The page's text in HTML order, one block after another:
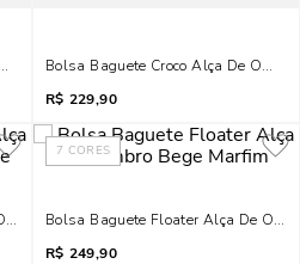
Marrom Terracota
Bolsa Baguete Croco Alça De
R$ 229,90
Verde Pistache
7 CORES
Bolsa Baguete Floater Alça De
R$ 249,90